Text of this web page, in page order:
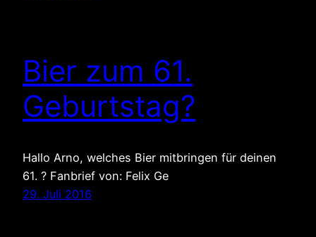
Bier zum 61.
Geburtstag?
Hallo Arno, welches Bier mitbringen für deinen
61. ? Fanbrief von: Felix Ge
29. Juli 2016